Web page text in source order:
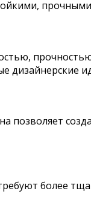
дизайнерские
позволяет
более